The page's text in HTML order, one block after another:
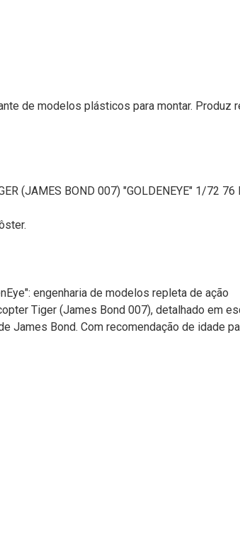
de modelos plásticos para montar.
(JAMES BOND 007) "GOLDENEYE" 1/72
engenharia de modelos repleta de ação
Tiger (James Bond 007), detalhado em
James Bond. Com recomendação de idade